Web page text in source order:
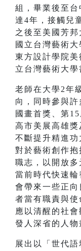
組，畢業後至
達4年，接觸兒
之後至美國芳
國立台灣藝術
東方設計學院美
立台灣藝術大學
老師在大學2年
向，同時參與
國畫首獎、第
高市美展高雄獎
不斷提升精進功
對於藝術創作
職志，以開放
當前時代快速
會帶來一些正
者當有職責與
應以清醒的社
發人深省的人物
展出以「世代